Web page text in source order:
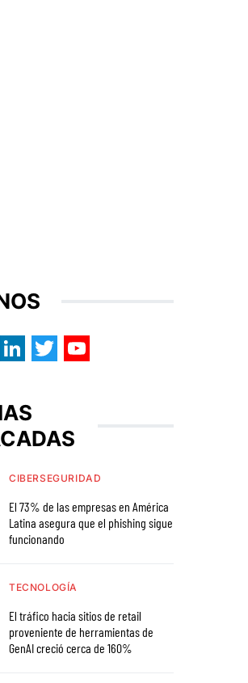
CIBERSEGURIDAD
El 73% de las empresas en América
Latina asegura que el phishing sigue
funcionando
TECNOLOGÍA
El tráfico hacia sitios de retail
proveniente de herramientas de
GenAI creció cerca de 160%